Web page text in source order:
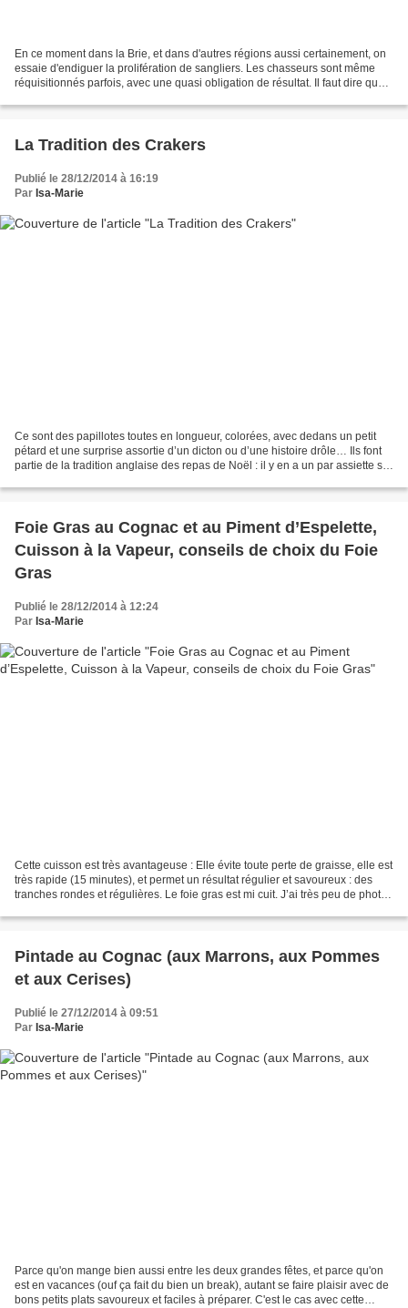
En ce moment dans la Brie, et dans d'autres régions aussi certainement, on
essaie d'endiguer la prolifération de sangliers. Les chasseurs sont même
réquisitionnés parfois, avec une quasi obligation de résultat. Il faut dire que
La Tradition des Crakers
Publié le 28/12/2014 à 16:19
Par Isa-Marie
Ce sont des papillotes toutes en longueur, colorées, avec dedans un petit
pétard et une surprise assortie d’un dicton ou d’une histoire drôle… Ils font
partie de la tradition anglaise des repas de Noël : il y en a un par assiette sur
Foie Gras au Cognac et au Piment d’Espelette,
Cuisson à la Vapeur, conseils de choix du Foie
Gras
Publié le 28/12/2014 à 12:24
Par Isa-Marie
Cette cuisson est très avantageuse : Elle évite toute perte de graisse, elle est
très rapide (15 minutes), et permet un résultat régulier et savoureux : des
tranches rondes et régulières. Le foie gras est mi cuit. J’ai très peu de photos
Pintade au Cognac (aux Marrons, aux Pommes
et aux Cerises)
Publié le 27/12/2014 à 09:51
Par Isa-Marie
Parce qu'on mange bien aussi entre les deux grandes fêtes, et parce qu'on
est en vacances (ouf ça fait du bien un break), autant se faire plaisir avec de
bons petits plats savoureux et faciles à préparer. C'est le cas avec cette